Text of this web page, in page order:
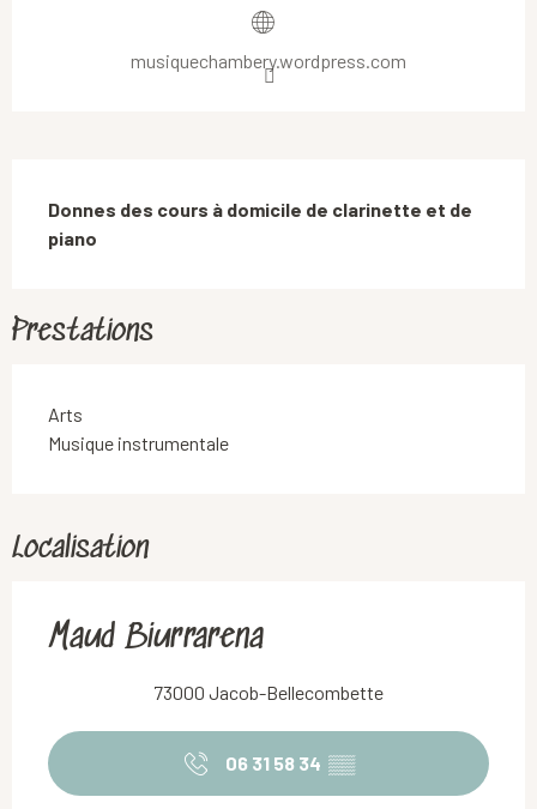
musiquechambery.wordpress.com
Donnes des cours à domicile de clarinette et de
piano
Prestations
Arts
Musique instrumentale
Localisation
Maud Biurrarena
73000 Jacob-Bellecombette
06 31 58 34 ▒▒